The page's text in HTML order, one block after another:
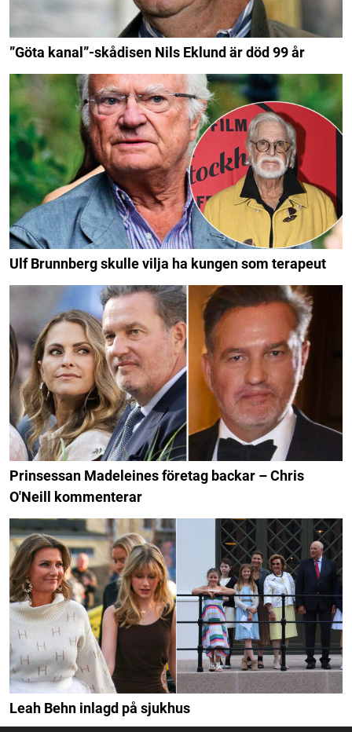
”Göta kanal”-skådisen Nils Eklund är död 99 år
Ulf Brunnberg skulle vilja ha kungen som terapeut
Prinsessan Madeleines företag backar – Chris
O'Neill kommenterar
Leah Behn inlagd på sjukhus